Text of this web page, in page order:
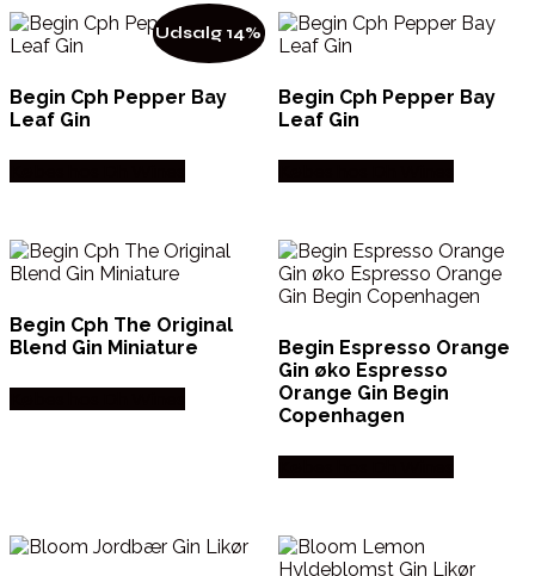
Udsalg 14%
Begin Cph Pepper Bay
Leaf Gin
Begin Cph Pepper Bay
Leaf Gin
Begin Cph The Original
Blend Gin Miniature
Begin Espresso Orange
Gin øko Espresso
Orange Gin Begin
Copenhagen